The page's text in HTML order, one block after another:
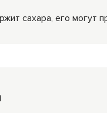
сахара, его могут